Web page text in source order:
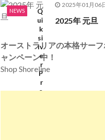
Q
ui
k
si
lv
e
r
P
r
o
NEWS
2025年01月06
2025年 元旦
オーストラリアの本格サー
ャンペーン中！
Shop Shoreline